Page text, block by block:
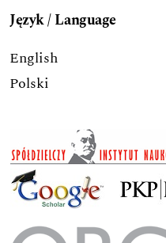
Język / Language
English
Polski